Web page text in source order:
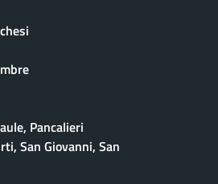
Pancalieri
San Giovanni, San